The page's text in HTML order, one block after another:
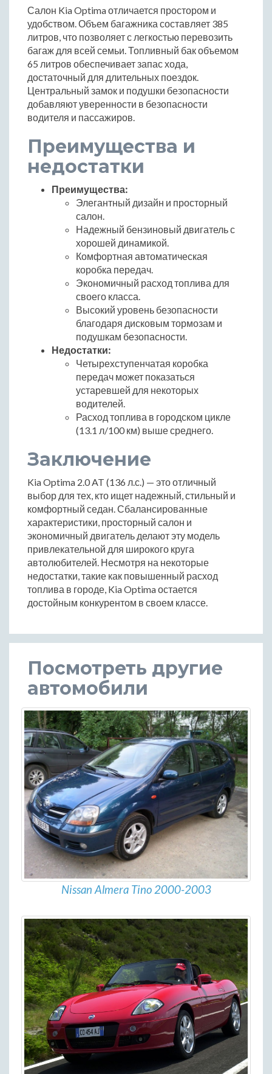
Салон Kia Optima отличается простором и
удобством. Объем багажника составляет 385
литров, что позволяет с легкостью перевозить
багаж для всей семьи. Топливный бак объемом
65 литров обеспечивает запас хода,
достаточный для длительных поездок.
Центральный замок и подушки безопасности
добавляют уверенности в безопасности
водителя и пассажиров.
Преимущества и
недостатки
Преимущества:
Элегантный дизайн и просторный
салон.
Надежный бензиновый двигатель с
хорошей динамикой.
Комфортная автоматическая
коробка передач.
Экономичный расход топлива для
своего класса.
Высокий уровень безопасности
благодаря дисковым тормозам и
подушкам безопасности.
Недостатки:
Четырехступенчатая коробка
передач может показаться
устаревшей для некоторых
водителей.
Расход топлива в городском цикле
(13.1 л/100 км) выше среднего.
Заключение
Kia Optima 2.0 AT (136 л.с.) — это отличный
выбор для тех, кто ищет надежный, стильный и
комфортный седан. Сбалансированные
характеристики, просторный салон и
экономичный двигатель делают эту модель
привлекательной для широкого круга
автолюбителей. Несмотря на некоторые
недостатки, такие как повышенный расход
топлива в городе, Kia Optima остается
достойным конкурентом в своем классе.
Посмотреть другие
автомобили
Nissan Almera Tino 2000-2003